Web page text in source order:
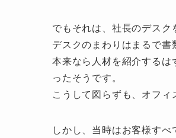
でもそれは、社長のデスク
デスクのまわりはまるで書
本来なら人材を紹介する
ったそうです。
こうして図らずも、オフィ
しかし、当時はお客様す